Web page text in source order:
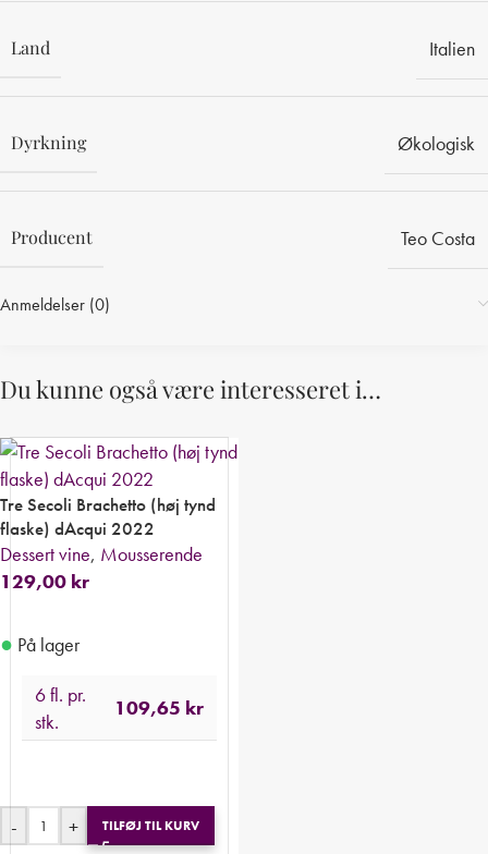
Land Italien
Dyrkning Økologisk
Producent Teo Costa
Anmeldelser (0)
Du kunne også være interesseret i…
Tre Secoli Brachetto (høj tynd
flaske) dAcqui 2022
Dessert vine, Mousserende
129,00 kr
● På lager
6 fl. pr.
stk.
109,65 kr
- + TILFØJ TIL KURV